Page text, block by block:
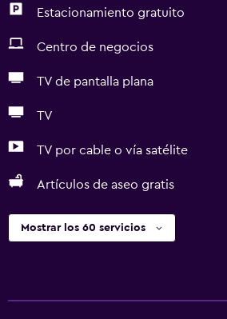
Estacionamiento gratuito
Centro de negocios
TV de pantalla plana
TV
TV por cable o vía satélite
Artículos de aseo gratis
Mostrar los 60 servicios